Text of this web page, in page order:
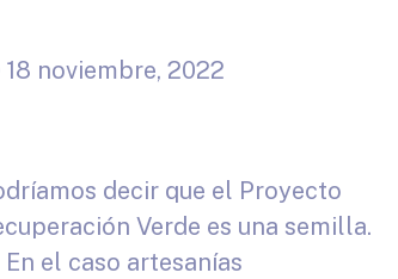
18 noviembre, 2022
decir que el Proyecto
Verde es una semilla.
En el caso artesanías